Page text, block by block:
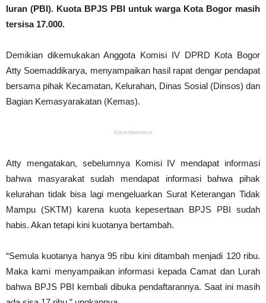
Iuran (PBI). Kuota BPJS PBI untuk warga Kota Bogor masih
tersisa 17.000.
Demikian dikemukakan Anggota Komisi IV DPRD Kota Bogor
Atty Soemaddikarya, menyampaikan hasil rapat dengar pendapat
bersama pihak Kecamatan, Kelurahan, Dinas Sosial (Dinsos) dan
Bagian Kemasyarakatan (Kemas).
Advertisement
Atty mengatakan, sebelumnya Komisi IV mendapat informasi
bahwa masyarakat sudah mendapat informasi bahwa pihak
kelurahan tidak bisa lagi mengeluarkan Surat Keterangan Tidak
Mampu (SKTM) karena kuota kepesertaan BPJS PBI sudah
habis. Akan tetapi kini kuotanya bertambah.
“Semula kuotanya hanya 95 ribu kini ditambah menjadi 120 ribu.
Maka kami menyampaikan informasi kepada Camat dan Lurah
bahwa BPJS PBI kembali dibuka pendaftarannya. Saat ini masih